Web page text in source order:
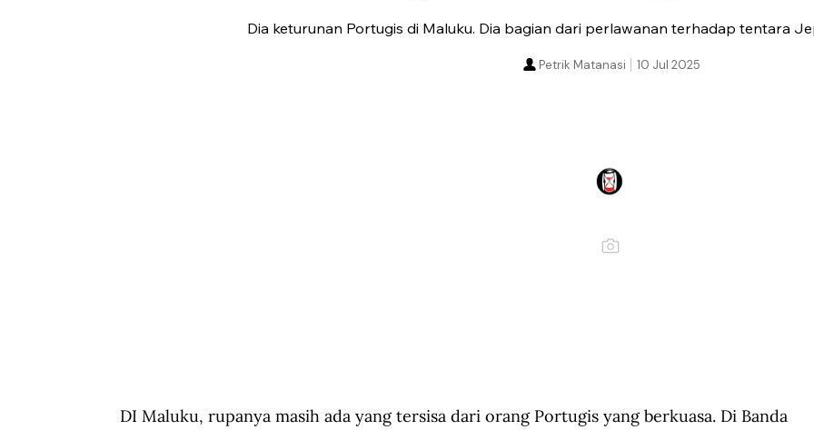
Dia keturunan Portugis di Maluku. Dia bagian dari perlawanan terhadap tentara
10 Jul 2025
Petrik Matanasi
DI Maluku, rupanya masih ada yang tersisa dari orang Portugis yang berkuasa. Di Banda